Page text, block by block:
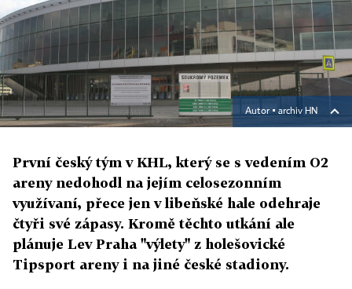
Autor ▪ archiv HN
První český tým v KHL, který se s vedením O2
areny nedohodl na jejím celosezonním
využívaní, přece jen v libeňské hale odehraje
čtyři své zápasy. Kromě těchto utkání ale
plánuje Lev Praha "výlety" z holešovické
Tipsport areny i na jiné české stadiony.